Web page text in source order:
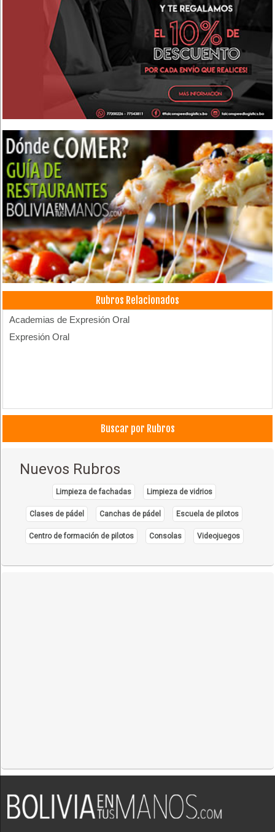
Rubros Relacionados
Academias de Expresión Oral
Expresión Oral
Buscar por Rubros
Nuevos Rubros
Limpieza de fachadas Limpieza de vidrios
Clases de pádel Canchas de pádel Escuela de pilotos
Centro de formación de pilotos Consolas Videojuegos